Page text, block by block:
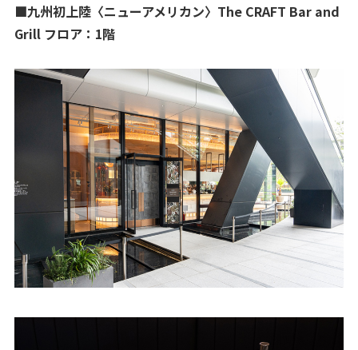
■九州初上陸〈ニューアメリカン〉The CRAFT Bar and
Grill フロア：1階